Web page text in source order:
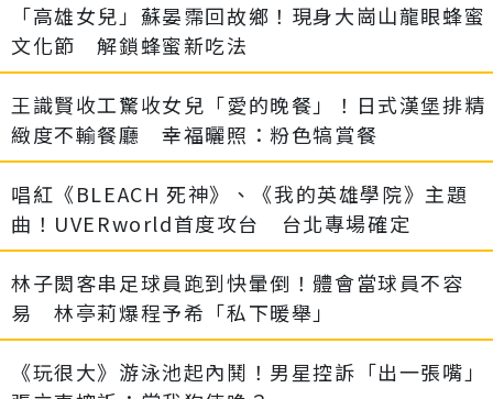
「高雄女兒」蘇晏霈回故鄉！現身大崗山龍眼蜂蜜
文化節 解鎖蜂蜜新吃法
王識賢收工驚收女兒「愛的晚餐」！日式漢堡排精
緻度不輸餐廳 幸福曬照：粉色犒賞餐
唱紅《BLEACH 死神》、《我的英雄學院》主題
曲！UVERworld首度攻台 台北專場確定
林子閎客串足球員跑到快暈倒！體會當球員不容
易 林亭莉爆程予希「私下暖舉」
《玩很大》游泳池起內鬨！男星控訴「出一張嘴」